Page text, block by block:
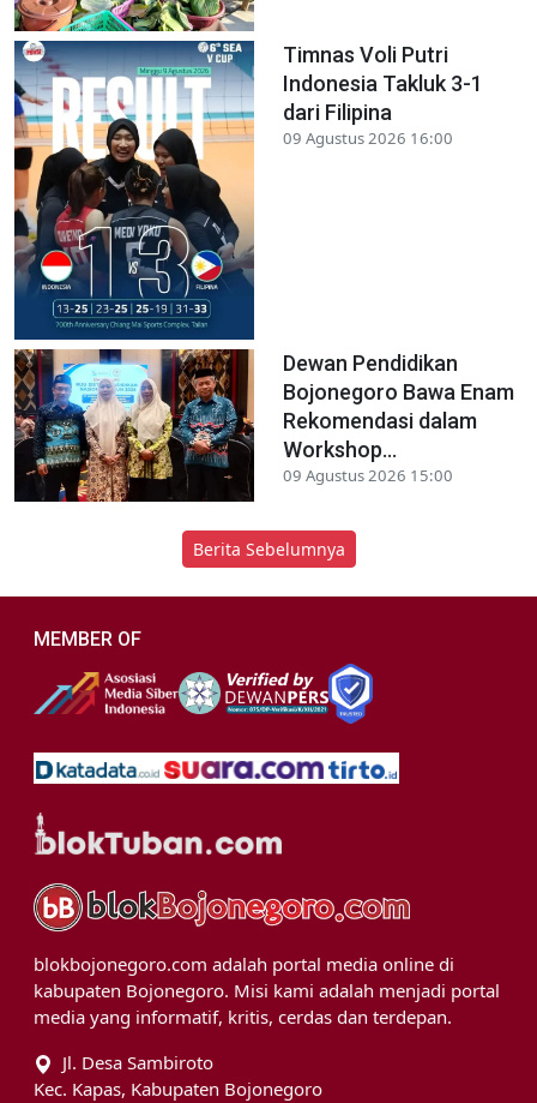
Timnas Voli Putri
Indonesia Takluk 3-1
dari Filipina
09 Agustus 2026 16:00
Dewan Pendidikan
Bojonegoro Bawa Enam
Rekomendasi dalam
Workshop...
09 Agustus 2026 15:00
Berita Sebelumnya
MEMBER OF
blokbojonegoro.com adalah portal media online di
kabupaten Bojonegoro. Misi kami adalah menjadi portal
media yang informatif, kritis, cerdas dan terdepan.
Jl. Desa Sambiroto
Kec. Kapas, Kabupaten Bojonegoro